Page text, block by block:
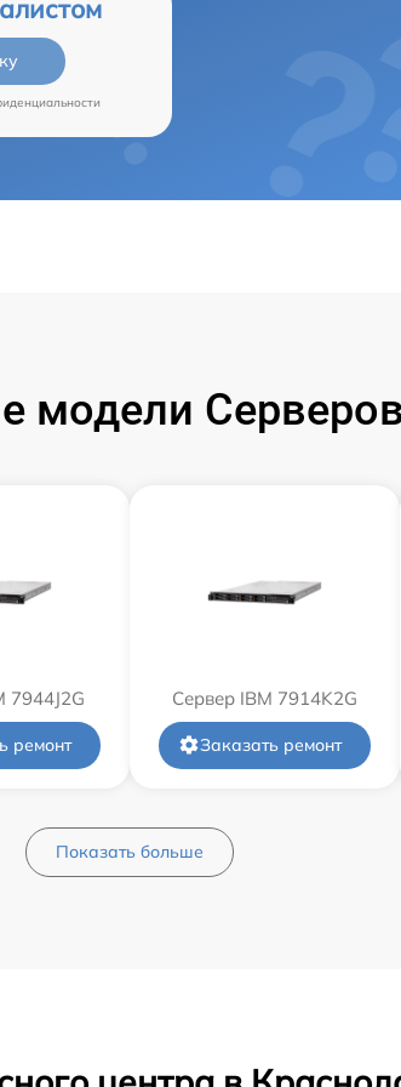
модели
7944J2G
ремонт
Сервер IBM 7914K2G
Заказать ремонт
Показать больше